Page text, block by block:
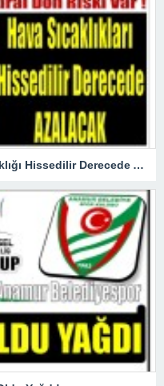
Valilikten Kritik Uyarı ; Hava Sıcaklığı Hissedilir Derecede Azalacak!